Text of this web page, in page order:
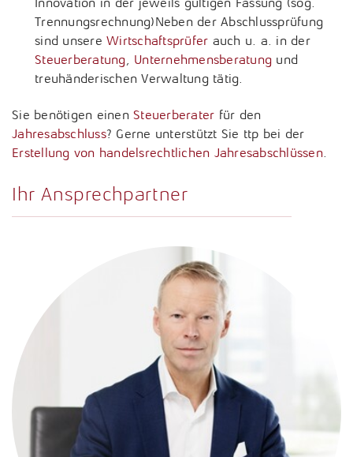
Trennungsrechnung)Neben der Abschlussprüfung
sind unsere Wirtschaftsprüfer auch u. a. in der
Steuerberatung
Unternehmensberatung und
treuhänderischen Verwaltung tätig.
Sie benötigen einen Steuerberater für den
Jahresabschluss? Gerne unterstützt Sie ttp bei der
Erstellung von handelsrechtlichen Jahresabschlüssen.
Ihr Ansprechpartner